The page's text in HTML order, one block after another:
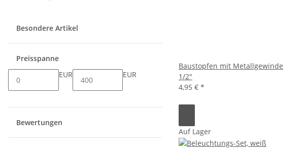
Baustopfen mit Metallgewinde
1/2"
4,95 € *
Auf Lager
Besondere Artikel
Preisspanne
EUR
EUR
Bewertungen